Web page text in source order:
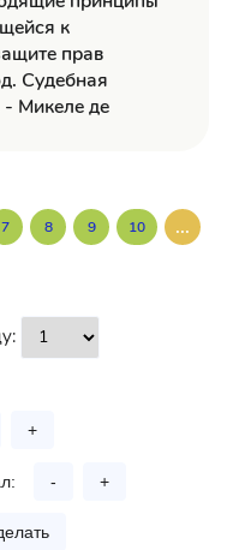
к
прав
Судебная
Микеле де
7 8 9 10 ...
+
- +